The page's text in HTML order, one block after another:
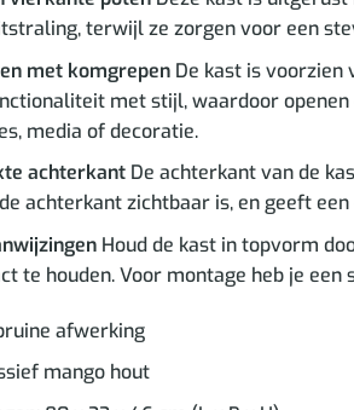
terwijl ze zorgen voor een
met komgrepenDe kast is voorzien
met stijl, waardoor
media of decoratie.
achterkantDe achterkant van de
achterkant zichtbaar is, en geeft
Houd de kast in topvorm
te houden. Voor montage heb je
afwerking
mango hout